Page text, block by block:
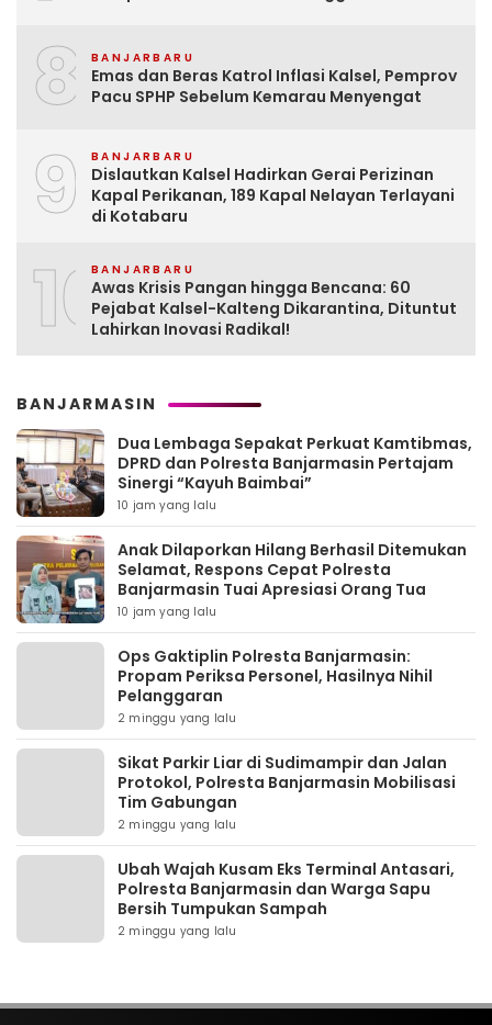
8 BANJARBARU
Emas dan Beras Katrol Inflasi Kalsel, Pemprov
Pacu SPHP Sebelum Kemarau Menyengat
9 BANJARBARU
Dislautkan Kalsel Hadirkan Gerai Perizinan
Kapal Perikanan, 189 Kapal Nelayan Terlayani
di Kotabaru
10BANJARBARU
Awas Krisis Pangan hingga Bencana: 60
Pejabat Kalsel-Kalteng Dikarantina, Dituntut
Lahirkan Inovasi Radikal!
BANJARMASIN
Dua Lembaga Sepakat Perkuat Kamtibmas,
DPRD dan Polresta Banjarmasin Pertajam
Sinergi “Kayuh Baimbai”
10 jam yang lalu
Anak Dilaporkan Hilang Berhasil Ditemukan
Selamat, Respons Cepat Polresta
Banjarmasin Tuai Apresiasi Orang Tua
10 jam yang lalu
Ops Gaktiplin Polresta Banjarmasin:
Propam Periksa Personel, Hasilnya Nihil
Pelanggaran
2 minggu yang lalu
Sikat Parkir Liar di Sudimampir dan Jalan
Protokol, Polresta Banjarmasin Mobilisasi
Tim Gabungan
2 minggu yang lalu
Ubah Wajah Kusam Eks Terminal Antasari,
Polresta Banjarmasin dan Warga Sapu
Bersih Tumpukan Sampah
2 minggu yang lalu